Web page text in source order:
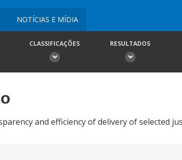
NOTÍCIAS E MÍDIA
CLASSIFICAÇÕES RESULTADOS
and efficiency of delivery of selected